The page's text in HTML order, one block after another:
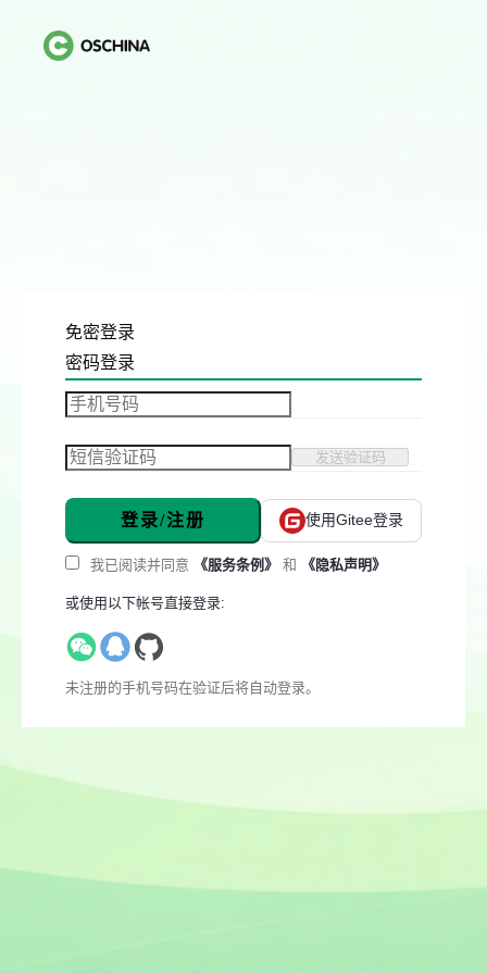
免密登录
密码登录
发送验证码
登录/注册 使用Gitee登录
我已阅读并同意 《服务条例》 和 《隐私声明》
或使用以下帐号直接登录:
未注册的手机号码在验证后将自动登录。